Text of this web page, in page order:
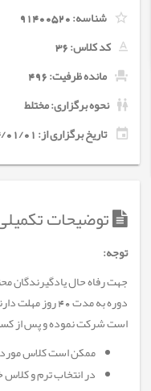
شناسه:91400520
کد کلاس:36
مانده ظرفیت: 496
نحوه برگزاری: مختلط
تاریخ برگزاری از: 1404/01/01 - 1404/12/29
توضیحات
توجه:
است شرکت نموده و پس از کسب
ممکن است کلاس مورد
در انتخاب ترم و